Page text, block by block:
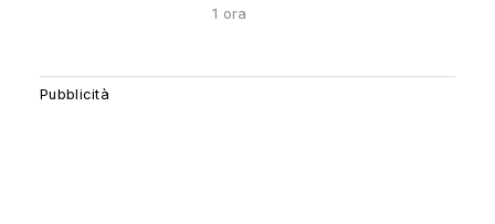
1 ora